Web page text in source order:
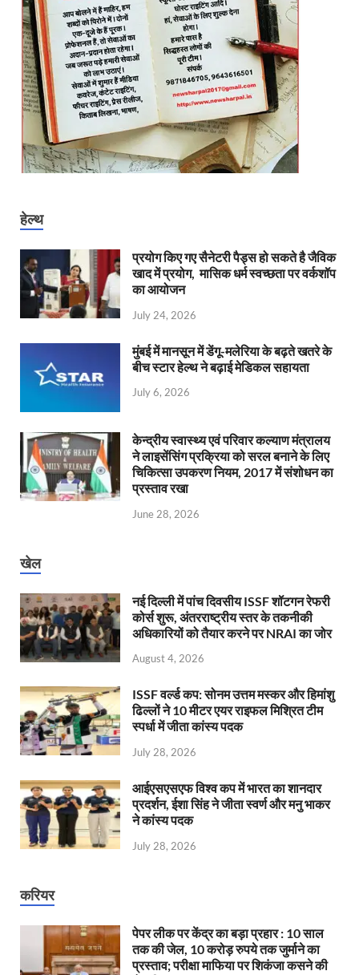
हेल्थ
प्रयोग किए गए सैनेटरी पैड्स हो सकते है जैविक
खाद में प्रयोग, मासिक धर्म स्वच्छता पर वर्कशॉप
का आयोजन
July 24, 2026
मुंबई में मानसून में डेंगू-मलेरिया के बढ़ते खतरे के
बीच स्टार हेल्थ ने बढ़ाई मेडिकल सहायता
July 6, 2026
केन्‍द्रीय स्वास्थ्य एवं परिवार कल्याण मंत्रालय
ने लाइसेंसिंग प्रक्रिया को सरल बनाने के लिए
चिकित्सा उपकरण नियम, 2017 में संशोधन का
प्रस्ताव रखा
June 28, 2026
खेल
नई दिल्ली में पांच दिवसीय ISSF शॉटगन रेफरी
कोर्स शुरू, अंतरराष्ट्रीय स्तर के तकनीकी
अधिकारियों को तैयार करने पर NRAI का जोर
August 4, 2026
ISSF वर्ल्ड कप: सोनम उत्तम मस्कर और हिमांशु
ढिल्लों ने 10 मीटर एयर राइफल मिश्रित टीम
स्पर्धा में जीता कांस्य पदक
July 28, 2026
आईएसएसएफ विश्व कप में भारत का शानदार
प्रदर्शन, ईशा सिंह ने जीता स्वर्ण और मनु भाकर
ने कांस्य पदक
July 28, 2026
करियर
पेपर लीक पर केंद्र का बड़ा प्रहार : 10 साल
तक की जेल, 10 करोड़ रुपये तक जुर्माने का
प्रस्ताव; परीक्षा माफिया पर शिकंजा कसने की